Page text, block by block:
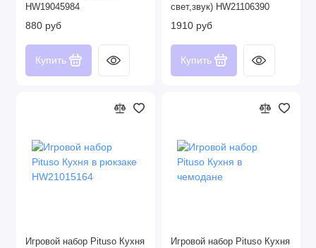
HW19045984
880 руб
Купить
свет,звук) HW21106390
1910 руб
Купить
Игровой набор Pituso Кухня
Игровой набор Pituso Кухня